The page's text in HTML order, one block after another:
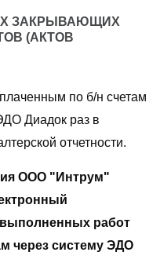
ЗАКРЫВАЮЩИХ
(АКТОВ
по б/н счетам
Диадок раз в
отчетности.
ООО "Интрум"
работ
через систему ЭДО